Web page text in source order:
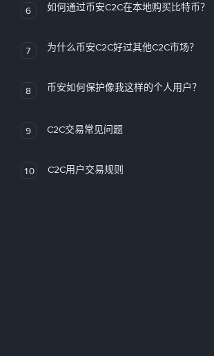
6 如何通过币安C2C在本地购买比特币？
7 为什么币安C2C好过其他C2C市场？
8 币安如何保护像我这样的个人用户？
9 C2C交易常见问题
10 C2C用户交易规则